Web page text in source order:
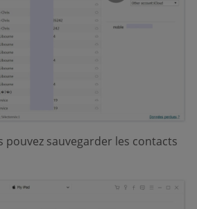
pouvez sauvegarder les contacts